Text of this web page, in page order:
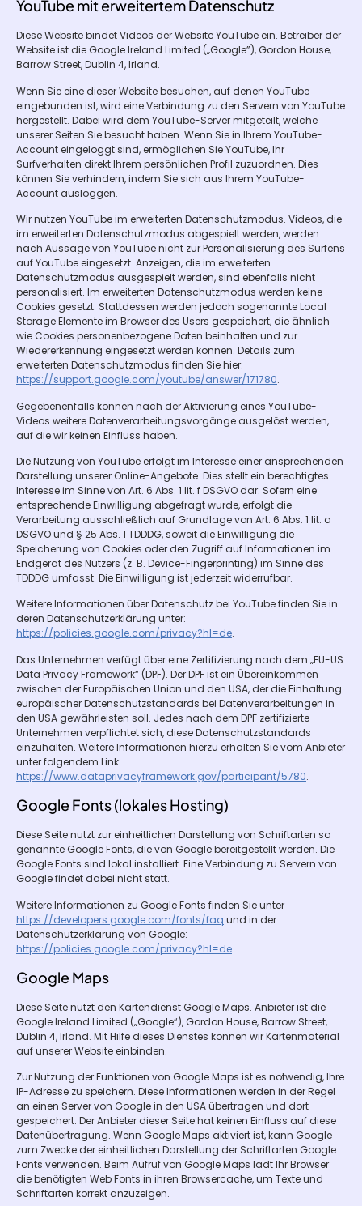
YouTube mit erweitertem Datenschutz
Diese Website bindet Videos der Website YouTube ein. Betreiber der
Website ist die Google Ireland Limited („Google”), Gordon House,
Barrow Street, Dublin 4, Irland.
Wenn Sie eine dieser Website besuchen, auf denen YouTube
eingebunden ist, wird eine Verbindung zu den Servern von YouTube
hergestellt. Dabei wird dem YouTube-Server mitgeteilt, welche
unserer Seiten Sie besucht haben. Wenn Sie in Ihrem YouTube-
Account eingeloggt sind, ermöglichen Sie YouTube, Ihr
Surfverhalten direkt Ihrem persönlichen Profil zuzuordnen. Dies
können Sie verhindern, indem Sie sich aus Ihrem YouTube-
Account ausloggen.
Wir nutzen YouTube im erweiterten Datenschutzmodus. Videos, die
im erweiterten Datenschutzmodus abgespielt werden, werden
nach Aussage von YouTube nicht zur Personalisierung des Surfens
auf YouTube eingesetzt. Anzeigen, die im erweiterten
Datenschutzmodus ausgespielt werden, sind ebenfalls nicht
personalisiert. Im erweiterten Datenschutzmodus werden keine
Cookies gesetzt. Stattdessen werden jedoch sogenannte Local
Storage Elemente im Browser des Users gespeichert, die ähnlich
wie Cookies personenbezogene Daten beinhalten und zur
Wiedererkennung eingesetzt werden können. Details zum
erweiterten Datenschutzmodus finden Sie hier:
https://support.google.com/youtube/answer/171780.
Gegebenenfalls können nach der Aktivierung eines YouTube-
Videos weitere Datenverarbeitungsvorgänge ausgelöst werden,
auf die wir keinen Einfluss haben.
Die Nutzung von YouTube erfolgt im Interesse einer ansprechenden
Darstellung unserer Online-Angebote. Dies stellt ein berechtigtes
Interesse im Sinne von Art. 6 Abs. 1 lit. f DSGVO dar. Sofern eine
entsprechende Einwilligung abgefragt wurde, erfolgt die
Verarbeitung ausschließlich auf Grundlage von Art. 6 Abs. 1 lit. a
DSGVO und § 25 Abs. 1 TDDDG, soweit die Einwilligung die
Speicherung von Cookies oder den Zugriff auf Informationen im
Endgerät des Nutzers (z. B. Device-Fingerprinting) im Sinne des
TDDDG umfasst. Die Einwilligung ist jederzeit widerrufbar.
Weitere Informationen über Datenschutz bei YouTube finden Sie in
deren Datenschutzerklärung unter:
https://policies.google.com/privacy?hl=de.
Das Unternehmen verfügt über eine Zertifizierung nach dem „EU-US
Data Privacy Framework“ (DPF). Der DPF ist ein Übereinkommen
zwischen der Europäischen Union und den USA, der die Einhaltung
europäischer Datenschutzstandards bei Datenverarbeitungen in
den USA gewährleisten soll. Jedes nach dem DPF zertifizierte
Unternehmen verpflichtet sich, diese Datenschutzstandards
einzuhalten. Weitere Informationen hierzu erhalten Sie vom Anbieter
unter folgendem Link:
https://www.dataprivacyframework.gov/participant/5780.
Google Fonts (lokales Hosting)
Diese Seite nutzt zur einheitlichen Darstellung von Schriftarten so
genannte Google Fonts, die von Google bereitgestellt werden. Die
Google Fonts sind lokal installiert. Eine Verbindung zu Servern von
Google findet dabei nicht statt.
Weitere Informationen zu Google Fonts finden Sie unter
https://developers.google.com/fonts/faq und in der
Datenschutzerklärung von Google:
https://policies.google.com/privacy?hl=de.
Google Maps
Diese Seite nutzt den Kartendienst Google Maps. Anbieter ist die
Google Ireland Limited („Google“), Gordon House, Barrow Street,
Dublin 4, Irland. Mit Hilfe dieses Dienstes können wir Kartenmaterial
auf unserer Website einbinden.
Zur Nutzung der Funktionen von Google Maps ist es notwendig, Ihre
IP-Adresse zu speichern. Diese Informationen werden in der Regel
an einen Server von Google in den USA übertragen und dort
gespeichert. Der Anbieter dieser Seite hat keinen Einfluss auf diese
Datenübertragung. Wenn Google Maps aktiviert ist, kann Google
zum Zwecke der einheitlichen Darstellung der Schriftarten Google
Fonts verwenden. Beim Aufruf von Google Maps lädt Ihr Browser
die benötigten Web Fonts in ihren Browsercache, um Texte und
Schriftarten korrekt anzuzeigen.